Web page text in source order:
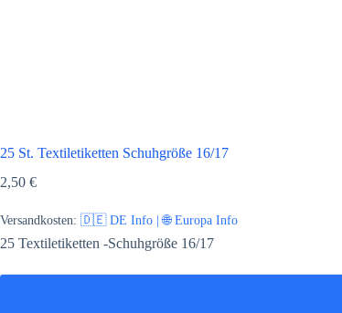
25 St. Textiletiketten Schuhgröße 16/17
2,50 €
Versandkosten: 🇩🇪 DE Info | 🌐 Europa Info
25 Textiletiketten -Schuhgröße 16/17